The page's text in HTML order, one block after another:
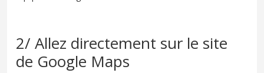
2/ Allez directement sur le site
de Google Maps